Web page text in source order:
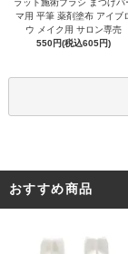
マ用 平筆 薬剤塗布 アイブ
ウ メイク用 サロン専売
550円(税込605円)
おすすめ商品